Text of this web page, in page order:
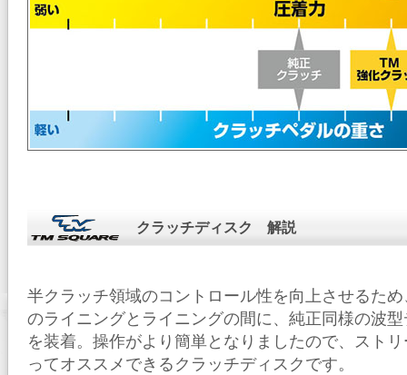
クラッチディスク 解説
半クラッチ領域のコントロール性を向上させるた
のライニングとライニングの間に、純正同様の波
を装着。操作がより簡単となりましたので、スト
ってオススメできるクラッチディスクです。